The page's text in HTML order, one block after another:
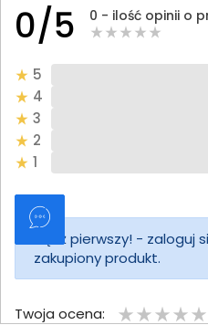
0/5 0 - ilość opinii o
5
4
3
2
1
Bądź pierwszy! - zaloguj
zakupiony produkt.
Twoja ocena: